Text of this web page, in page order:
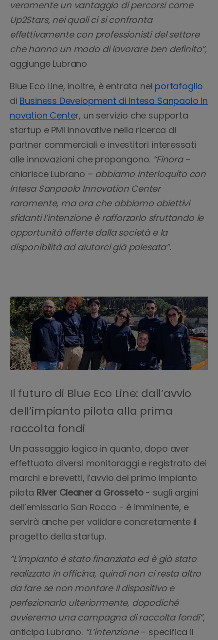
veramente un vantaggio di percorsi come
Up2Stars, nei quali ci si confronta
effettivamente con professionisti del settore
che hanno un modo di lavorare ben definito”,
aggiunge Lubrano
Blue Eco Line, inoltre, è entrata nel portafoglio
di Business Development di Intesa Sanpaolo In
novation Center, un servizio che supporta
startup e PMI innovative nella ricerca di
partner commerciali e investitori interessati
alle innovazioni che propongono. “Finora–
chiarisce Lubrano – abbiamo interloquito con
Intesa Sanpaolo Innovation Center
raramente, ma ora che abbiamo obiettivi
sfidanti l’intenzione è rafforzarlo sfruttando le
opportunità offerte dalla società e la
disponibilità ad aiutarci già palesata”.
Il futuro di Blue Eco Line: dall’avvio
dell’impianto pilota alla prima
raccolta fondi
Un passaggio logico in quanto, dopo aver
effettuato diversi monitoraggi e registrato dei
marchi e brevetti, l’avvio del primo impianto
pilota River Cleaner a Grosseto- sugli argini
dell’emissario San Rocco - è imminente, e
servirà anche per validare concretamente il
progetto della startup.
“L’impianto è stato finanziato ed è già stato
realizzato in officina, quindi non ci resta altro
da fare se non montare il dispositivo e
perfezionarlo ulteriormente, dopodiché
avvieremo una campagna di raccolta fondi”,
anticipa Lubrano.“L’intenzione– specifica il